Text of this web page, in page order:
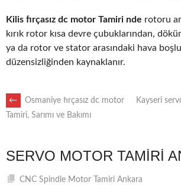
Kilis fırçasız dc motor Tamiri nde rotoru
kırık rotor kısa devre çubuklarından,
ya da rotor ve stator arasındaki hava
düzensizliğinden kaynaklanır.
POST
←
Osmaniye fırçasız dc motor
Tamiri, Sarımı ve Bakımı
Kayseri
SERVO MOTOR TAMIRI
CNC Spindle Motor Tamiri Ankara